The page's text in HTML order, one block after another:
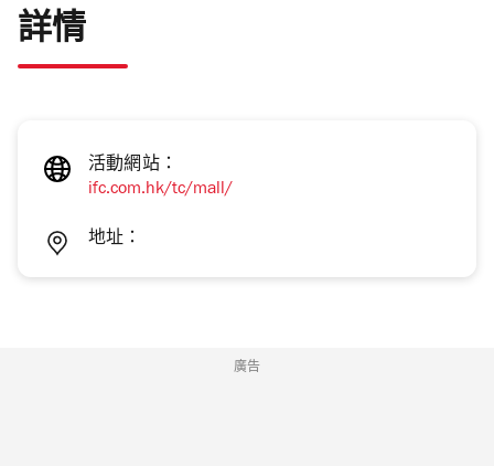
詳情
活動網站：
ifc.com.hk/tc/mall/
地址：
廣告